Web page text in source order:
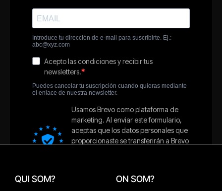
QUI SOM? ON SOM?